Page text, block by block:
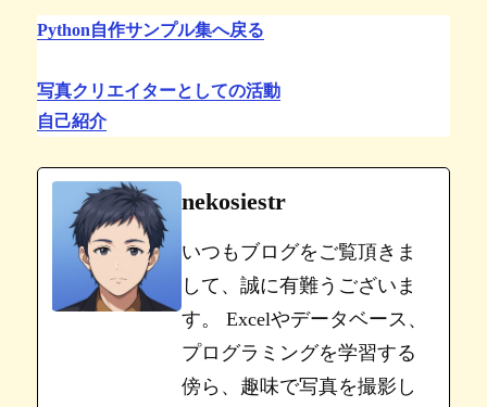
Python自作サンプル集へ戻る
写真クリエイターとしての活動
自己紹介
nekosiestr
いつもブログをご覧頂きま
して、誠に有難うございま
す。 Excelやデータベース、
プログラミングを学習する
傍ら、趣味で写真を撮影し